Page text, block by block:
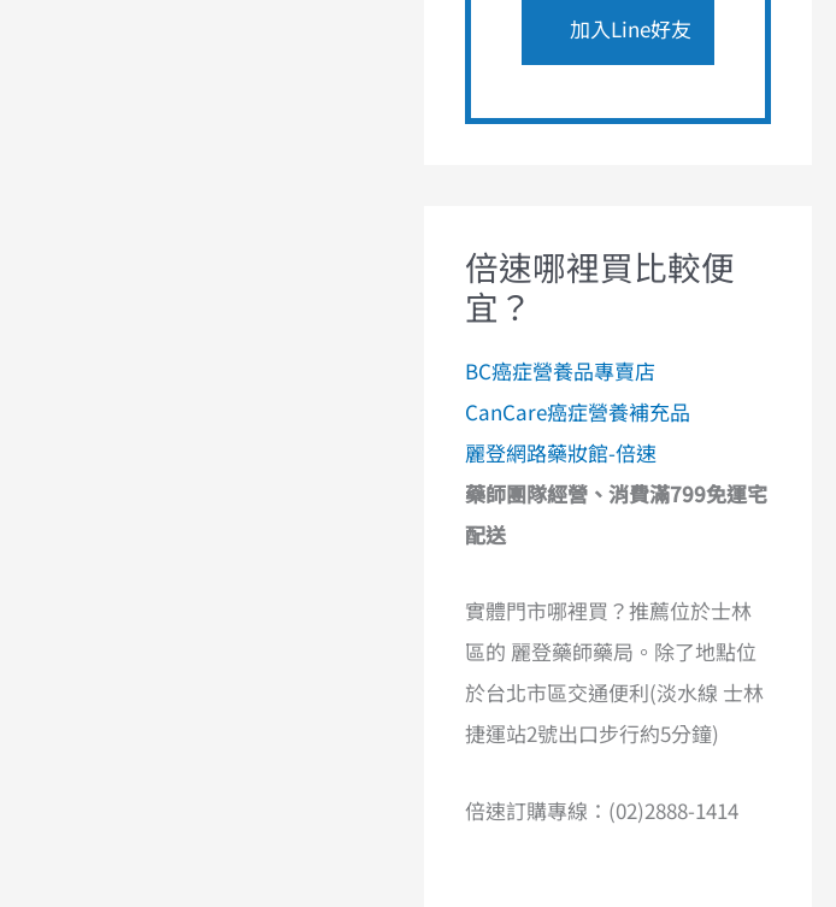
倍速哪裡買比較便
宜？
BC癌症營養品專賣店
CanCare癌症營養補充品
麗登網路藥妝館-倍速
藥師團隊經營、消費滿799免運宅
配送
實體門市哪裡買？推薦位於士林
區的 麗登藥師藥局。除了地點位
於台北市區交通便利(淡水線 士林
捷運站2號出口步行約5分鐘)
倍速訂購專線：(02)2888-1414